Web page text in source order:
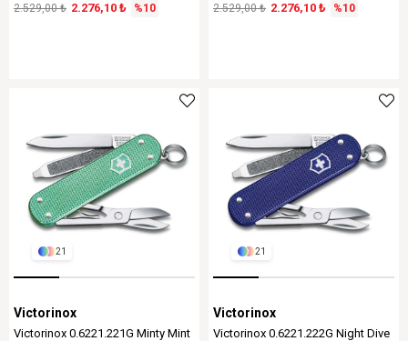
2.276,10 ₺
2.529,00 ₺ %10
2.276,10 ₺
2.529,00 ₺ %10
21
Victorinox
Victorinox 0.6221.221G Minty Mint
21
Victorinox
Victorinox 0.6221.222G Night Dive